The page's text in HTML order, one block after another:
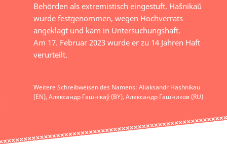
Behörden als extremistisch eingestuft. Hašnikaŭ
wurde festgenommen, wegen Hochverrats
angeklagt und kam in Untersuchungshaft.
Am 17. Februar 2023 wurde er zu 14 Jahren Haft
verurteilt.
Weitere Schreibweisen des Namens: Aliaksandr Hashnikau
(EN), Аляксандр Гашнікаў (BY), Александр Гашников (RU)